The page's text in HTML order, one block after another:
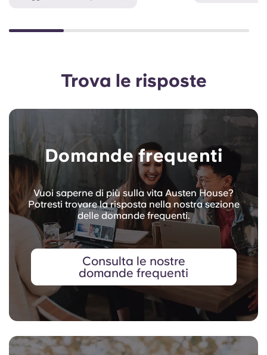
Trova le risposte
Domande frequenti
Vuoi saperne di più sulla vita Austen House?
Potresti trovare la risposta nella nostra sezione
delle domande frequenti.
Consulta le nostre
domande frequenti